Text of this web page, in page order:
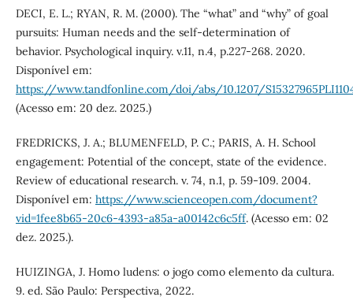
DECI, E. L.; RYAN, R. M. (2000). The “what” and “why” of goal
pursuits: Human needs and the self-determination of
behavior. Psychological inquiry. v.11, n.4, p.227-268. 2020.
Disponível em:
https://www.tandfonline.com/doi/abs/10.1207/
(Acesso em: 20 dez. 2025.)
FREDRICKS, J. A.; BLUMENFELD, P. C.; PARIS, A. H. School
engagement: Potential of the concept, state of the evidence.
Review of educational research. v. 74, n.1, p. 59-109. 2004.
Disponível em: https://www.scienceopen.com/document?
vid=1fee8b65-20c6-4393-a85a-a00142c6c5ff. (Acesso em: 02
dez. 2025.).
HUIZINGA, J. Homo ludens: o jogo como elemento da cultura.
9. ed. São Paulo: Perspectiva, 2022.